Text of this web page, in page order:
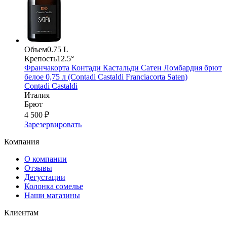
Объем0.75 L
Крепость12.5°
Франчакорта Контади Кастальди Сатен Ломбардия брют
белое 0,75 л (Contadi Castaldi Franciacorta Saten)
Contadi Castaldi
Италия
Брют
4 500 ₽
Зарезервировать
Компания
О компании
Отзывы
Дегустации
Колонка сомелье
Наши магазины
Клиентам